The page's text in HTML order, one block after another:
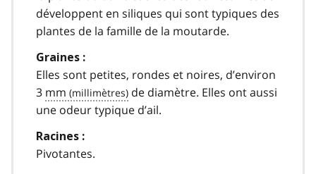
développent en siliques qui sont typiques des
plantes de la famille de la moutarde.
Graines :
Elles sont petites, rondes et noires, d’environ
3 mm
de diamètre. Elles ont aussi
une odeur typique d’ail.
Racines :
Pivotantes.